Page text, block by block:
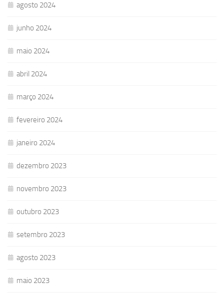
agosto 2024
junho 2024
maio 2024
abril 2024
março 2024
fevereiro 2024
janeiro 2024
dezembro 2023
novembro 2023
outubro 2023
setembro 2023
agosto 2023
maio 2023